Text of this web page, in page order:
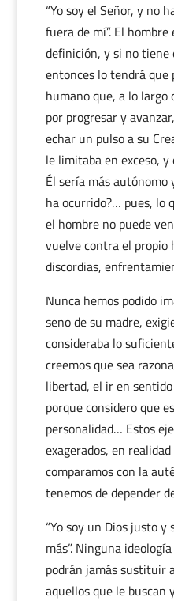
“Yo soy el Señor, y no
fuera de mí”. El
definición, y si no tiene
entonces lo tendrá
humano que, a lo largo
por progresar y
echar un pulso a su
le limitaba en exceso, y
Él sería más autónomo
ha ocurrido?… pues, lo
el hombre no puede
vuelve contra el propio
discordias,
Nunca hemos podido
seno de su madre,
consideraba lo
creemos que sea
libertad, el ir en
porque considero que
personalidad… Estos
exagerados, en
comparamos con la
tenemos de depender
“Yo soy un Dios justo
más”. Ninguna
podrán jamás sustituir
aquellos que le buscan